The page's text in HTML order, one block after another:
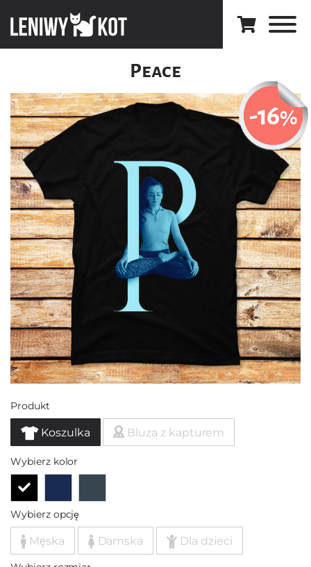
Peace
-16%
Produkt
Koszulka Bluza z kapturem
Wybierz kolor
Wybierz opcję
Męska Damska Dla dzieci